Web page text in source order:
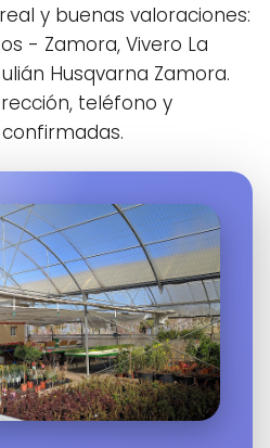
y buenas valoraciones:
- Zamora, Vivero La
Husqvarna Zamora.
teléfono y